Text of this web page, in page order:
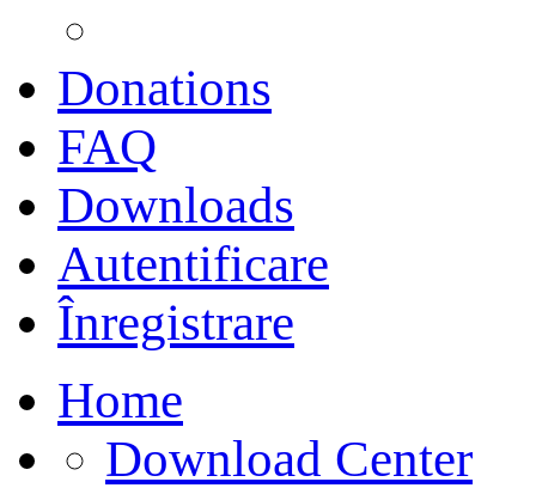
Donations
FAQ
Downloads
Autentificare
Înregistrare
Home
Download Center